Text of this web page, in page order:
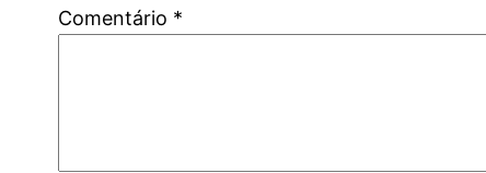
Comentário *